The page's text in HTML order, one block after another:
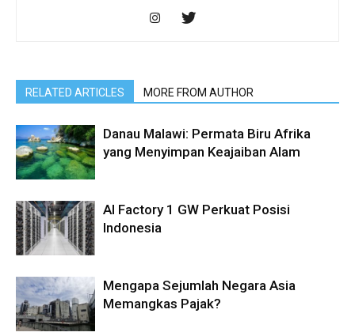
RELATED ARTICLES MORE FROM AUTHOR
Danau Malawi: Permata Biru Afrika
yang Menyimpan Keajaiban Alam
AI Factory 1 GW Perkuat Posisi
Indonesia
Mengapa Sejumlah Negara Asia
Memangkas Pajak?